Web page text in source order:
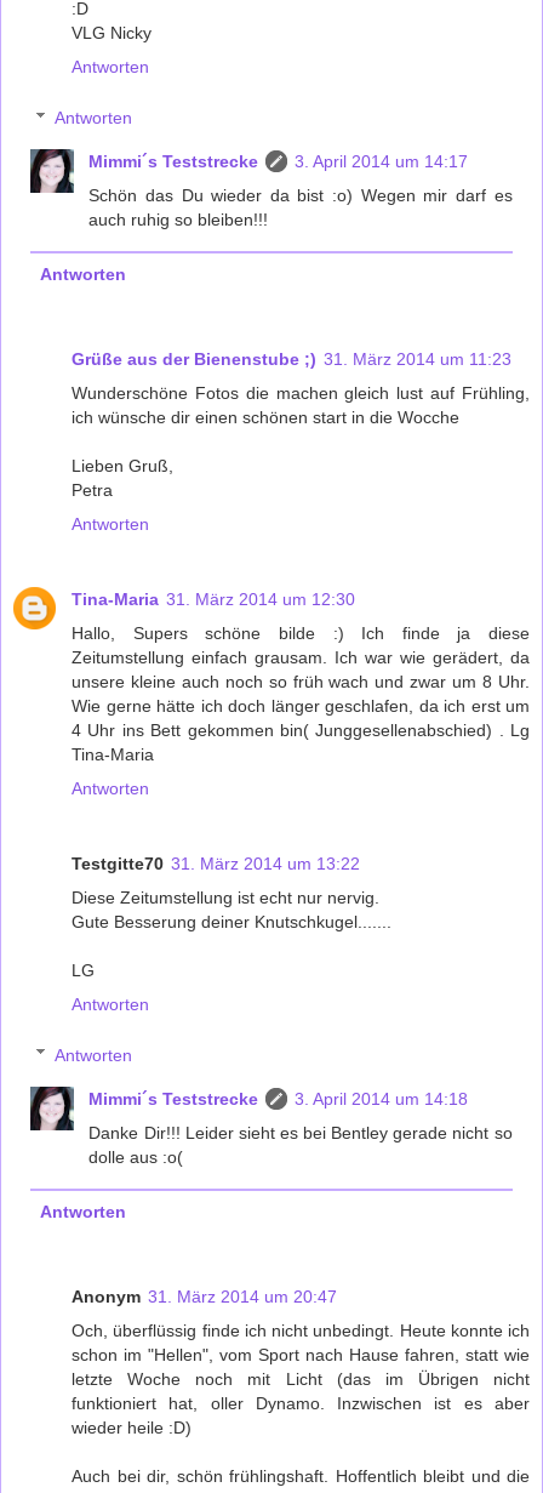
:D
VLG Nicky
Antworten
Antworten
Mimmi´s Teststrecke
3. April 2014 um 14:17
Schön das Du wieder da bist :o) Wegen mir darf es
auch ruhig so bleiben!!!
Antworten
Grüße aus der Bienenstube ;) 31. März 2014 um 11:23
Wunderschöne Fotos die machen gleich lust auf Frühling,
ich wünsche dir einen schönen start in die Wocche
Lieben Gruß,
Petra
Antworten
Tina-Maria 31. März 2014 um 12:30
Hallo, Supers schöne bilde :) Ich finde ja diese
Zeitumstellung einfach grausam. Ich war wie gerädert, da
unsere kleine auch noch so früh wach und zwar um 8 Uhr.
Wie gerne hätte ich doch länger geschlafen, da ich erst um
4 Uhr ins Bett gekommen bin( Junggesellenabschied) . Lg
Tina-Maria
Antworten
Testgitte70 31. März 2014 um 13:22
Diese Zeitumstellung ist echt nur nervig.
Gute Besserung deiner Knutschkugel.......
LG
Antworten
Antworten
Mimmi´s Teststrecke
3. April 2014 um 14:18
Danke Dir!!! Leider sieht es bei Bentley gerade nicht so
dolle aus :o(
Antworten
Anonym 31. März 2014 um 20:47
Och, überflüssig finde ich nicht unbedingt. Heute konnte ich
schon im "Hellen", vom Sport nach Hause fahren, statt wie
letzte Woche noch mit Licht (das im Übrigen nicht
funktioniert hat, oller Dynamo. Inzwischen ist es aber
wieder heile :D)
Auch bei dir, schön frühlingshaft. Hoffentlich bleibt und die